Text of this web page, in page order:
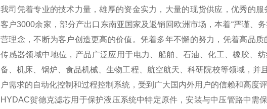
我司凭着专业的技术力量，雄厚的资金实力，大量的现货供应，优秀的
客户3000余家，部分产出口东南亚国家及返销回欧洲市场，本着“严谨、
营理念，不断为客户创造更高的价值。凭着多年不懈的努力，凭着高品
传感器领域中地位，产品广泛应用于电力、船舶、石油、化工、橡胶、
备、机床、锅炉、食品机械、生物工程、航空航天、科研院校等领域，并
户需求的自动化控制和过程控制系统，受到广大国内外用户的信赖和高度
HYDAC贺德克滤芯用于保护液压系统中特定原件，安装与中压管路中需